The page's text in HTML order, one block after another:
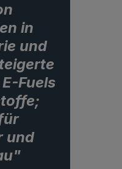
in
und
Fuels
und